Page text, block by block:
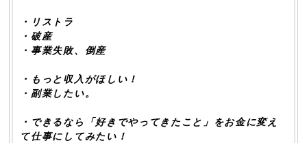
・リストラ
・破産
・事業失敗、倒産
・もっと収入がほしい！
・副業したい。
・できるなら「好きでやってきたこと」をお金に変え
て仕事にしてみたい！